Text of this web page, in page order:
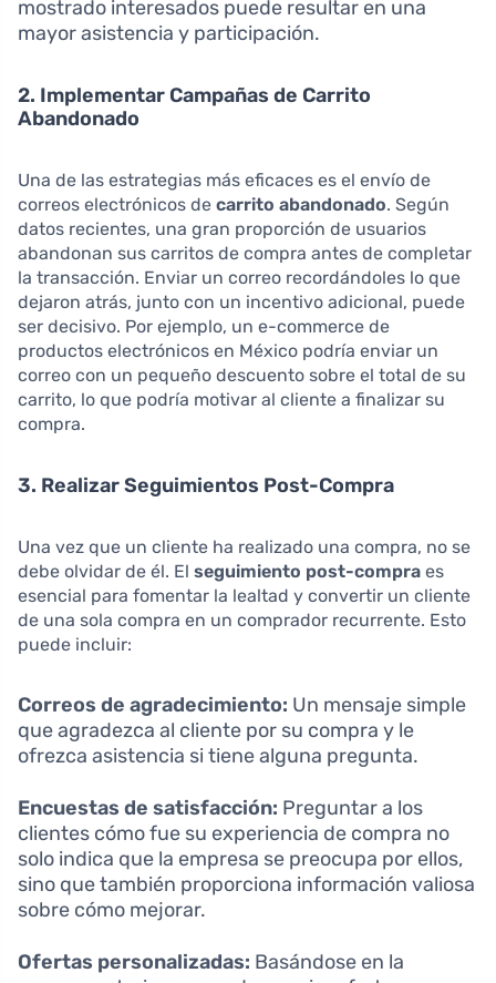
mostrado interesados puede resultar en una
mayor asistencia y participación.
2. Implementar Campañas de Carrito
Abandonado
Una de las estrategias más eficaces es el envío de
correos electrónicos de carrito abandonado. Según
datos recientes, una gran proporción de usuarios
abandonan sus carritos de compra antes de completar
la transacción. Enviar un correo recordándoles lo que
dejaron atrás, junto con un incentivo adicional, puede
ser decisivo. Por ejemplo, un e-commerce de
productos electrónicos en México podría enviar un
correo con un pequeño descuento sobre el total de su
carrito, lo que podría motivar al cliente a finalizar su
compra.
3. Realizar Seguimientos Post-Compra
Una vez que un cliente ha realizado una compra, no se
debe olvidar de él. El seguimiento post-compra es
esencial para fomentar la lealtad y convertir un cliente
de una sola compra en un comprador recurrente. Esto
puede incluir:
Correos de agradecimiento: Un mensaje simple
que agradezca al cliente por su compra y le
ofrezca asistencia si tiene alguna pregunta.
Encuestas de satisfacción: Preguntar a los
clientes cómo fue su experiencia de compra no
solo indica que la empresa se preocupa por ellos,
sino que también proporciona información valiosa
sobre cómo mejorar.
Ofertas personalizadas: Basándose en la